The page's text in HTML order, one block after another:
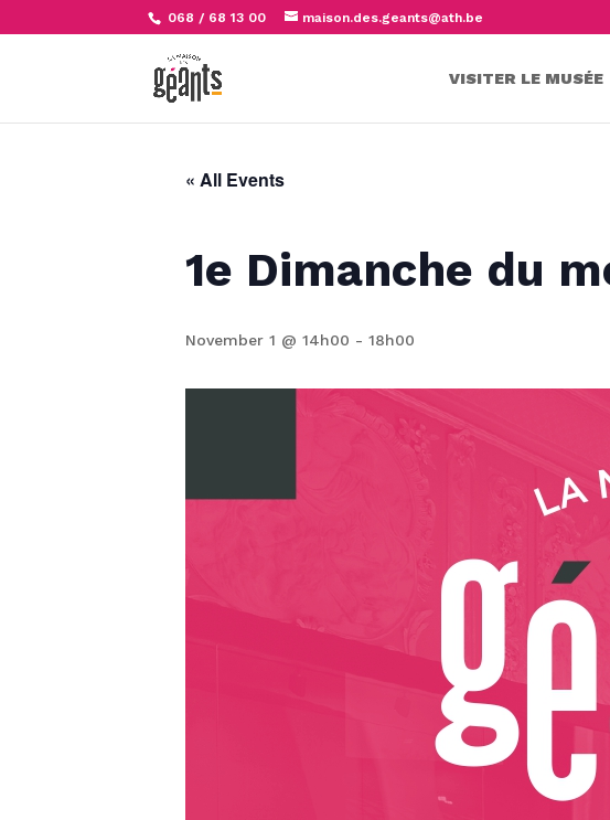
068 / 68 13 00 maison.des.geants@ath.be
VISITER LE MUSÉE
« All Events
1e Dimanche du
November 1 @ 14h00 - 18h00